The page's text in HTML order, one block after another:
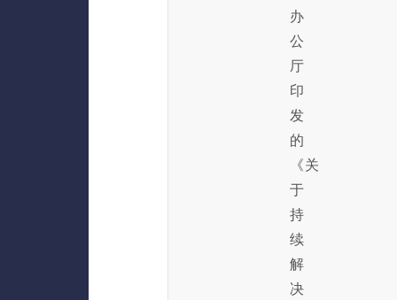
办
公
厅
印
发
的
《关
于
持
续
解
决